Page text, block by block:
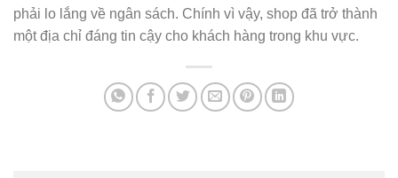
phải lo lắng về ngân sách. Chính vì vậy, shop đã trở thành
một địa chỉ đáng tin cậy cho khách hàng trong khu vực.